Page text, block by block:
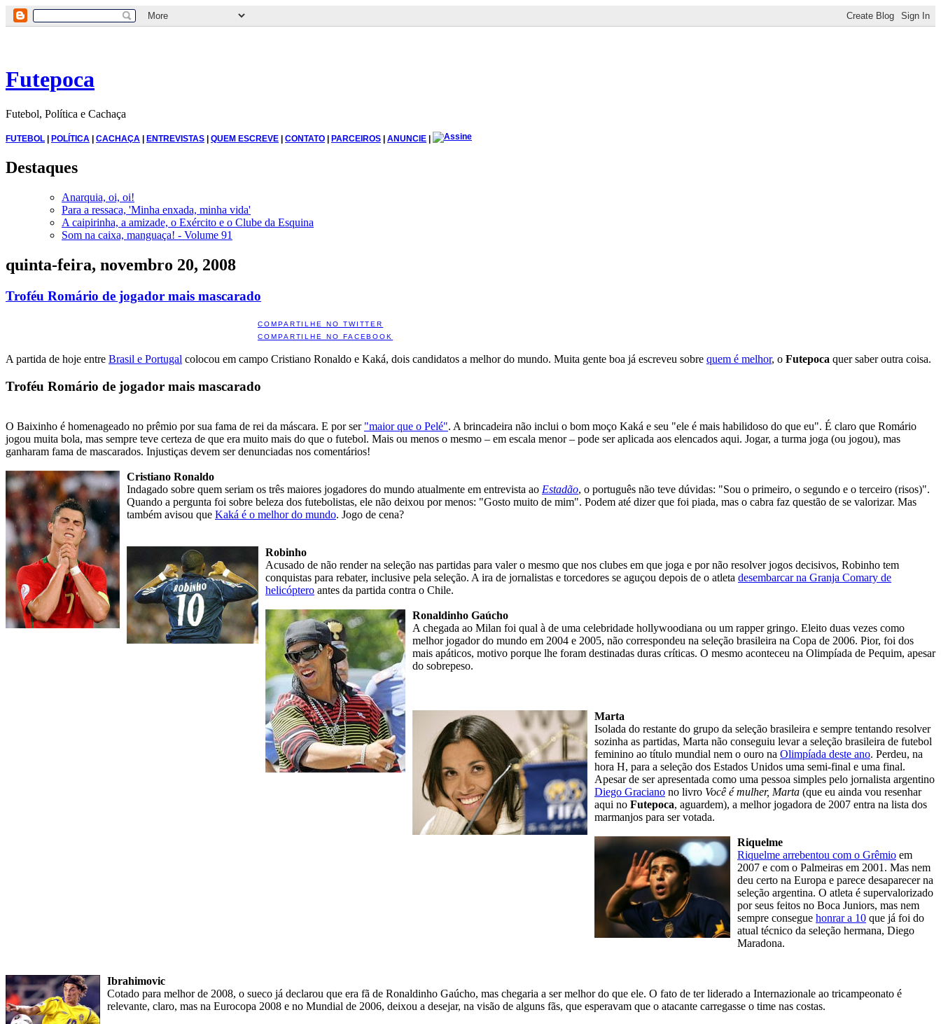
Futepoca
Futebol, Política e Cachaça
FUTEBOL | POLÍTICA | CACHAÇA | ENTREVISTAS | QUEM ESCREVE | CONTATO | PARCEIROS | ANUNCIE |
Destaques
Anarquia, oi, oi!
Para a ressaca, 'Minha enxada, minha vida'
A caipirinha, a amizade, o Exército e o Clube da Esquina
Som na caixa, manguaça! - Volume 91
quinta-feira, novembro 20, 2008
Troféu Romário de jogador mais mascarado
COMPARTILHE NO TWITTER
COMPARTILHE NO FACEBOOK
A partida de hoje entre Brasil e Portugal colocou em campo Cristiano Ronaldo e Kaká, dois candidatos a melhor do mundo. Muita gente boa já escreveu sobre quem é melhor, o Futepoca quer saber outra coisa.
Troféu Romário de jogador mais mascarado
O Baixinho é homenageado no prêmio por sua fama de rei da máscara. E por ser "maior que o Pelé". A brincadeira não inclui o bom moço Kaká e seu "ele é mais habilidoso do que eu". É claro que Romário
jogou muita bola, mas sempre teve certeza de que era muito mais do que o futebol. Mais ou menos o mesmo – em escala menor – pode ser aplicada aos elencados aqui. Jogar, a turma joga (ou jogou), mas
ganharam fama de mascarados. Injustiças devem ser denunciadas nos comentários!
Cristiano Ronaldo
Indagado sobre quem seriam os três maiores jogadores do mundo atualmente em entrevista ao Estadão, o português não teve dúvidas: "Sou o primeiro, o segundo e o terceiro (risos)".
Quando a pergunta foi sobre beleza dos futebolistas, ele não deixou por menos: "Gosto muito de mim". Podem até dizer que foi piada, mas o cabra faz questão de se valorizar. Mas
também avisou que Kaká é o melhor do mundo. Jogo de cena?
Robinho
Acusado de não render na seleção nas partidas para valer o mesmo que nos clubes em que joga e por não resolver jogos decisivos, Robinho tem
conquistas para rebater, inclusive pela seleção. A ira de jornalistas e torcedores se aguçou depois de o atleta desembarcar na Granja Comary de
helicóptero antes da partida contra o Chile.
Ronaldinho Gaúcho
A chegada ao Milan foi qual à de uma celebridade hollywoodiana ou um rapper gringo. Eleito duas vezes como
melhor jogador do mundo em 2004 e 2005, não correspondeu na seleção brasileira na Copa de 2006. Pior, foi dos
mais apáticos, motivo porque lhe foram destinadas duras críticas. O mesmo aconteceu na Olimpíada de Pequim, apesar
do sobrepeso.
Marta
Isolada do restante do grupo da seleção brasileira e sempre tentando resolver
sozinha as partidas, Marta não conseguiu levar a seleção brasileira de futebol
feminino ao título mundial nem o ouro na Olimpíada deste ano. Perdeu, na
hora H, para a seleção dos Estados Unidos uma semi-final e uma final.
Apesar de ser apresentada como uma pessoa simples pelo jornalista argentino
Diego Graciano no livro Você é mulher, Marta (que eu ainda vou resenhar
aqui no Futepoca, aguardem), a melhor jogadora de 2007 entra na lista dos
marmanjos para ser votada.
Riquelme
Riquelme arrebentou com o Grêmio em
2007 e com o Palmeiras em 2001. Mas nem
deu certo na Europa e parece desaparecer na
seleção argentina. O atleta é supervalorizado
por seus feitos no Boca Juniors, mas nem
sempre consegue honrar a 10 que já foi do
atual técnico da seleção hermana, Diego
Maradona.
Ibrahimovic
Cotado para melhor de 2008, o sueco já declarou que era fã de Ronaldinho Gaúcho, mas chegaria a ser melhor do que ele. O fato de ter liderado a Internazionale ao tricampeonato é
relevante, claro, mas na Eurocopa 2008 e no Mundial de 2006, deixou a desejar, na visão de alguns fãs, que esperavam que o atacante carregasse o time nas costas.